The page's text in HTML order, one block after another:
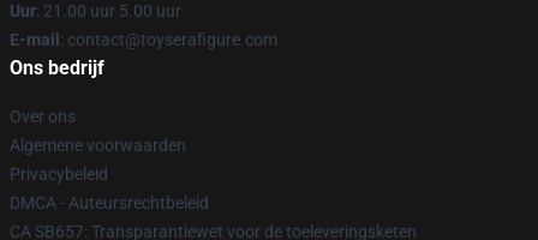
Uur: 21.00 uur 5.00 uur
E-mail : contact@toyserafigure.com
Ons bedrijf
Over ons
Algemene voorwaarden
Privacybeleid
DMCA - Auteursrechtbeleid
CA SB657: Transparantiewet voor de toeleveringsketen